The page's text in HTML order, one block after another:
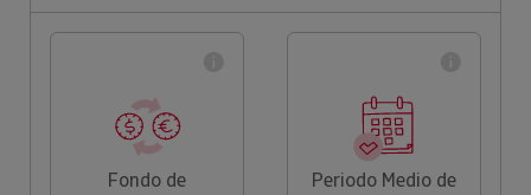
Fondo de
Periodo Medio de